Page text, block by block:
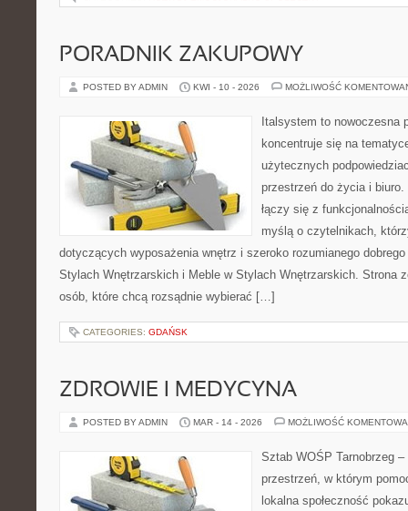
PORADNIK ZAKUPOWY
POSTED BY ADMIN KWI - 10 - 2026 MOŻLIWOŚĆ
Italsystem to nowoczesna
koncentruje się na
użytecznych
przestrzeń do życia i
łączy się z
myślą o czytelnikach,
dotyczących wyposażenia wnętrz i szeroko rozumianego
Stylach Wnętrzarskich i Meble w Stylach Wnętrzarskich. Strona
osób, które chcą rozsądnie wybierać […]
CATEGORIES: GDAŃSK
ZDROWIE I MEDYCYNA
POSTED BY ADMIN MAR - 14 - 2026 MOŻLIWOŚĆ
Sztab WOŚP Tarnobrzeg
przestrzeń, w którym
lokalna społeczność